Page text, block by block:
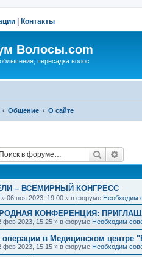
Контакты
Волосы.com
пересадка волос
Общение О сайте
Поиск
– ВСЕМИРНЫЙ КОНГРЕСС
» 06 ноя 2023, 19:00 » в форуме Необходим
КОНФЕРЕНЦИЯ:
фев 2023, 15:25 » в форуме Необходим
в Медицинском центре
фев 2023, 15:15 » в форуме Необходим